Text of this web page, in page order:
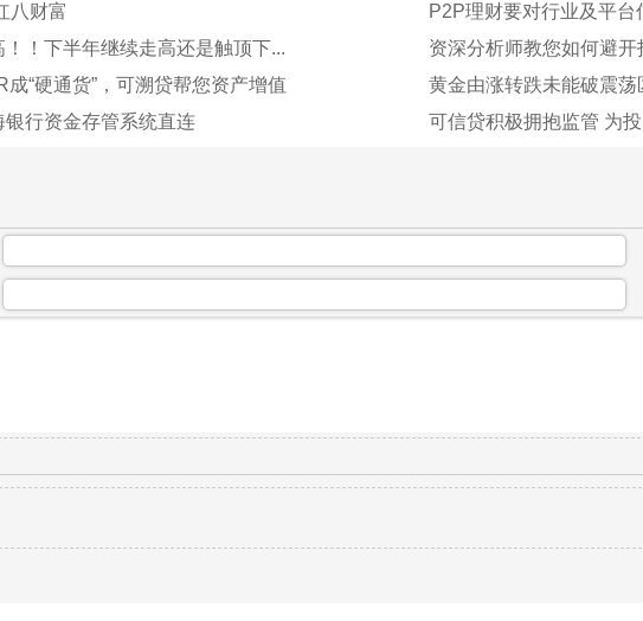
八财富
P2P理财要对行业及平台
！下半年继续走高还是触顶下...
资深分析师教您如何避开
成“硬通货”，可溯贷帮您资产增值
黄金由涨转跌未能破震荡
银行资金存管系统直连
可信贷积极拥抱监管 为